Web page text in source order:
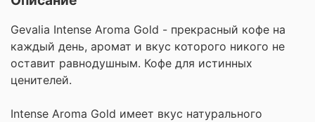
Gevalia Intense Aroma Gold - прекрасный кофе на
каждый день, аромат и вкус которого никого не
оставит равнодушным. Кофе для истинных
ценителей.
Intense Aroma Gold имеет вкус натурального